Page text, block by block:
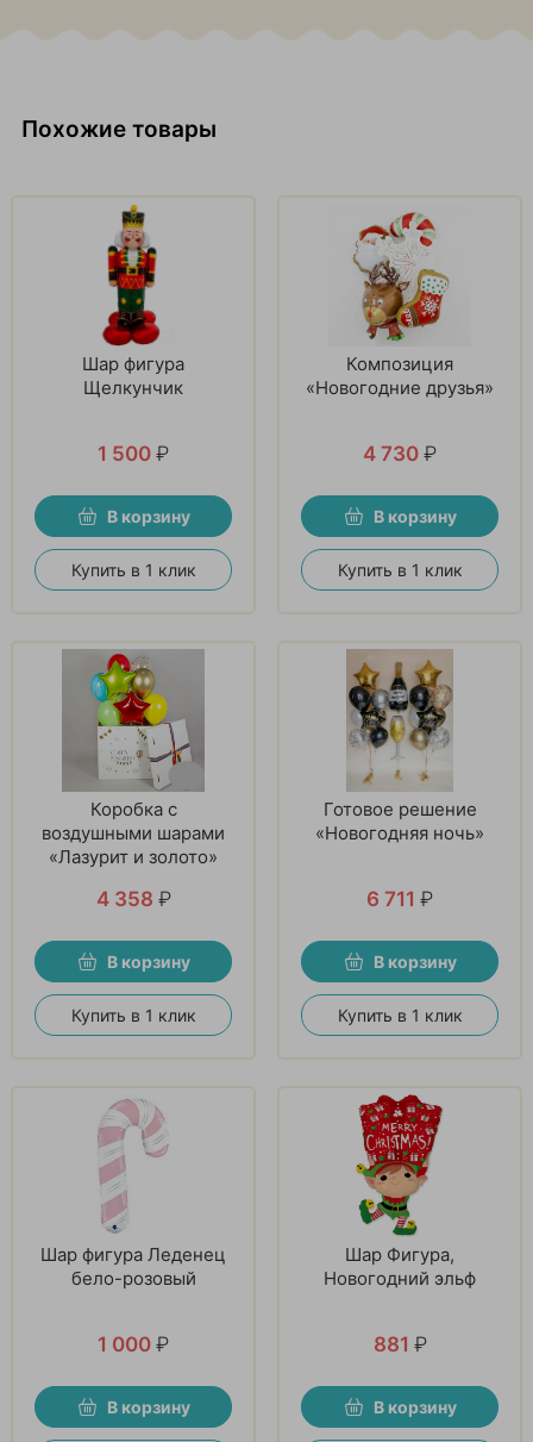
Похожие товары
Шар фигура
Щелкунчик
1 500 ₽
В корзину
Купить в 1 клик
Композиция
«Новогодние друзья»
4 730 ₽
В корзину
Купить в 1 клик
Коробка с
воздушными шарами
«Лазурит и золото»
4 358 ₽
В корзину
Купить в 1 клик
Готовое решение
«Новогодняя ночь»
6 711 ₽
В корзину
Купить в 1 клик
Шар фигура Леденец
бело-розовый
1 000 ₽
В корзину
Шар Фигура,
Новогодний эльф
881 ₽
В корзину